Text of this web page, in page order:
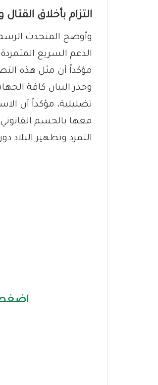
التزام بأخلاق
وأوضح المتحدث
الدعم السريع
مؤكداً أن مثل هذه
وحذر البيان كافة
تضليلية، مؤكداً أن
معها بالحسم
التمرد وتطهير
اضغط